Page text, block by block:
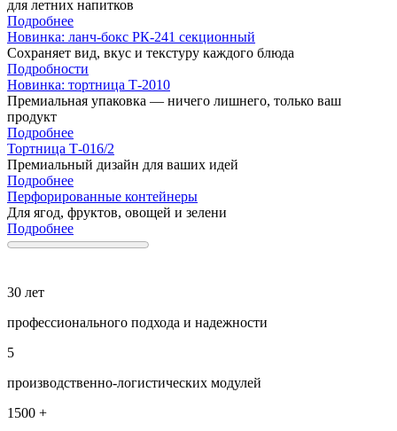
для летних напитков
Подробнее
Новинка: ланч-бокс РК-241 секционный
Сохраняет вид, вкус и текстуру каждого блюда
Подробности
Новинка: тортница Т-2010
Премиальная упаковка — ничего лишнего, только ваш
продукт
Подробнее
Тортница Т-016/2
Премиальный дизайн для ваших идей
Подробнее
Перфорированные контейнеры
Для ягод, фруктов, овощей и зелени
Подробнее
30 лет
профессионального подхода и надежности
5
производственно-логистических модулей
1500 +